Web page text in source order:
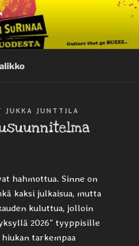
JUKKA JUNTTILA
hahmottua. Sinne on
kaksi julkaisua, mutta
kuluttua, jolloin
2026” tyyppisille
tarkempaa